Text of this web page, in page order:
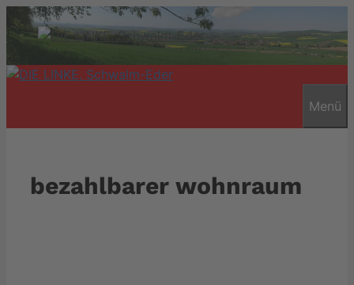
Zum
Inhalt
springen
Menü
bezahlbarer wohnraum